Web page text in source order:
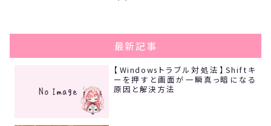
最新記事
【Windowsトラブル対処法】Shiftキ
ーを押すと画面が一瞬真っ暗になる
原因と解決方法